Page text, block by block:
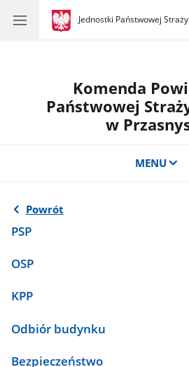
gov.pl
Jednostki Państwowej
gov.pl
Jednostki
Komenda
Państwowej
w
MENU
Powrót
PSP
OSP
KPP
Odbiór budynku
Bezpieczeństwo